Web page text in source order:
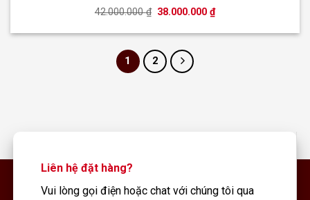
42.000.000₫ Giá
là:
38.000.000₫Giá
hiện
tại
1 2
Liên hệ đặt hàng?
Vui lòng gọi điện hoặc chat với chúng tôi qua